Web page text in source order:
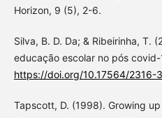
Horizon, 9 (5), 2-6.
Silva, B. D. Da; & Ribeirinha, T.
educação escolar no pós
https://doi.org/10.17564/2316-
Tapscott, D. (1998). Growing